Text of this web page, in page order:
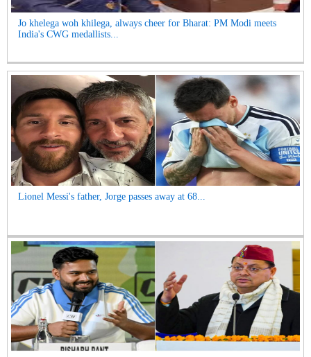
Jo khelega woh khilega, always cheer for Bharat: PM Modi meets
India's CWG medallists...
Lionel Messi's father, Jorge passes away at 68...